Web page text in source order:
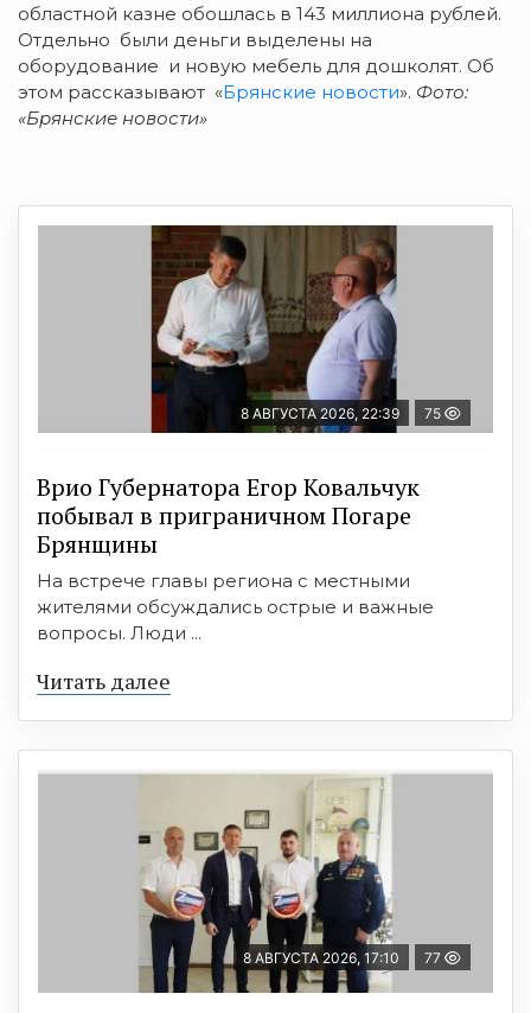
областной казне обошлась в 143 миллиона рублей.
Отдельно были деньги выделены на
оборудование и новую мебель для дошколят. Об
этом рассказывают «Брянские новости». Фото:
«Брянские новости»
8 АВГУСТА 2026, 22:39 75
Врио Губернатора Егор Ковальчук
побывал в приграничном Погаре
Брянщины
На встрече главы региона с местными
жителями обсуждались острые и важные
вопросы. Люди ...
Читать далее
8 АВГУСТА 2026, 17:10 77